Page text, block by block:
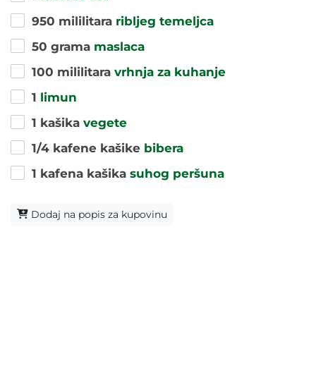
950 mililitara ribljeg temeljca
50 grama maslaca
100 mililitara vrhnja za kuhanje
1 limun
1 kašika vegete
1/4 kafene kašike bibera
1 kafena kašika suhog peršuna
Dodaj na popis za kupovinu